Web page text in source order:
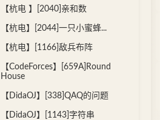
【杭电 】[2040]亲和数
【杭电】[2044]一只小蜜蜂...
【杭电】[1166]敌兵布阵
【CodeForces】[659A]Round
House
【DidaOJ】[338]QAQ的问题
【DidaOJ】[1143]字符串